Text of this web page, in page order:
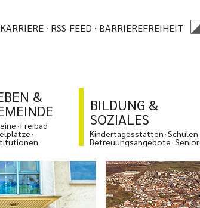
KARRIERE RSS-FEED BARRIEREFREIHEIT
&
Freibad
BILDUNG &
SOZIALES
Kindertagesstätten Schulen
Betreuungsangebote